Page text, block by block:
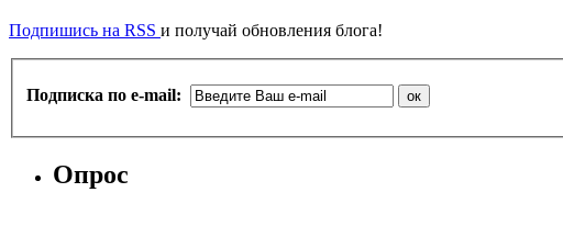
Подпишись на RSS и получай обновления блога!
Подписка по e-mail:
Опрос